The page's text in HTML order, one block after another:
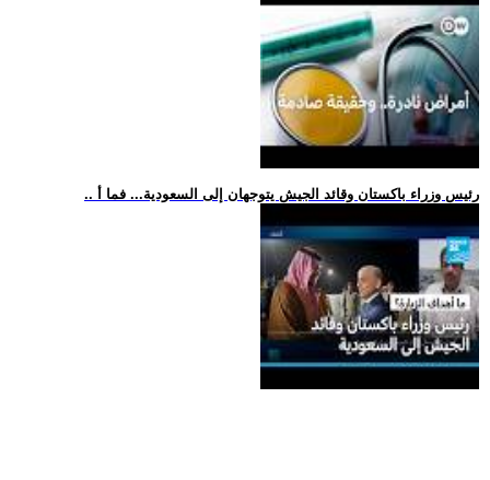
.. رئيس وزراء باكستان وقائد الجيش يتوجهان إلى السعودية... فما أ